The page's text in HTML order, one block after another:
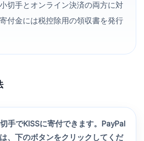
切手とオンライン決済の両方に対
付金には税控除用の領収書を発行
手でKISSに寄付できます。PayPal
、下のボタンをクリックしてくだ